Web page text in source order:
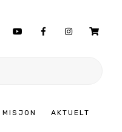
MISJON AKTUELT